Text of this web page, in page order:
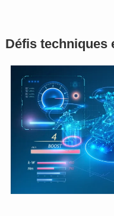
Défis techniques